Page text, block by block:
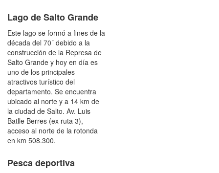
Lago de Salto Grande
Este lago se formó a fines de la
década del 70´ debido a la
construcción de la Represa de
Salto Grande y hoy en día es
uno de los principales
atractivos turístico del
departamento. Se encuentra
ubicado al norte y a 14 km de
la ciudad de Salto. Av. Luis
Batlle Berres (ex ruta 3),
acceso al norte de la rotonda
en km 508.300.
Pesca deportiva